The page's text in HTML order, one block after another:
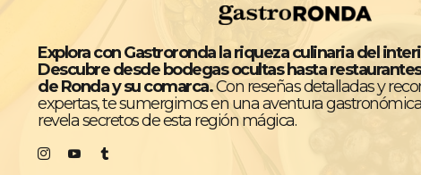
Explora con Gastroronda la riqueza culinaria del
Descubre desde bodegas ocultas hasta
de Ronda y su comarca.Con reseñas detalladas y
expertas, te sumergimos en una aventura
revela secretos de esta región mágica.